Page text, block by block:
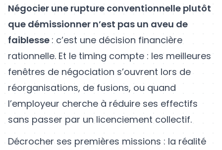
Négocier une rupture conventionnelle plutôt
que démissionner n’est pas un aveu de
faiblesse : c’est une décision financière
rationnelle. Et le timing compte : les meilleures
fenêtres de négociation s’ouvrent lors de
réorganisations, de fusions, ou quand
l’employeur cherche à réduire ses effectifs
sans passer par un licenciement collectif.
Décrocher ses premières missions : la réalité